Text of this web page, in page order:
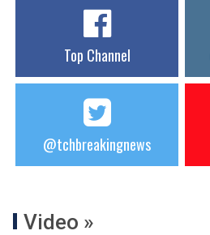
Top Channel
@tchbreakingnews
Video »